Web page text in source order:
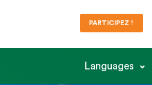
PARTICIPEZ !
Languages